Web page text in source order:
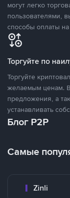
могут легко
пользователями,
способы оплаты
Торгуйте по
Торгуйте
желаемым ценам.
предложения, а
устанавливать
Блог P2P
Самые
Zinli